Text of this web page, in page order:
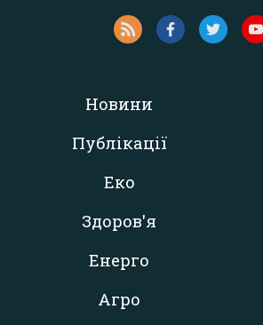
Новини
Публікації
Еко
Здоров'я
Енерго
Агро